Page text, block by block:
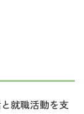
就職活動を支